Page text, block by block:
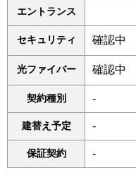
エントランス
セキュリティ 確認中
光ファイバー 確認中
契約種別 -
建替え予定 -
保証契約 -